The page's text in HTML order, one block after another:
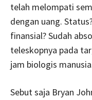
telah melompati
dengan uang.
finansial? Sudah
teleskopnya pada
jam biologis
Sebut saja Bryan